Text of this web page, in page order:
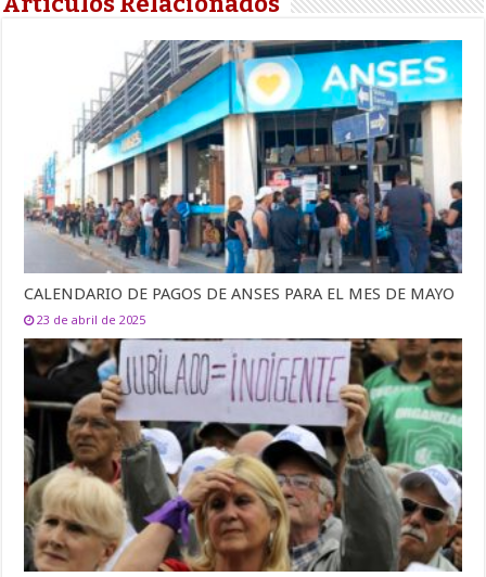
CALENDARIO DE PAGOS DE ANSES PARA EL MES DE MAYO
23 de abril de 2025